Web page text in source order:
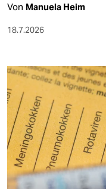
Von Manuela Heim
18.7.2026